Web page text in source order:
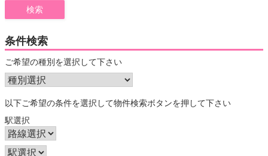
条件検索
ご希望の種別を選択して下さい
以下ご希望の条件を選択して物件検索ボタンを押して下さい
駅選択